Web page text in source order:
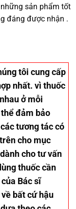
sản phẩm tốt
đáng được nhận .
tôi cung cấp
nhất. vì thuốc
ở mỗi
đảm bảo
tương tác có
cho mục
cho tư vấn
thuốc cần
Bác sĩ
bất cứ hậu